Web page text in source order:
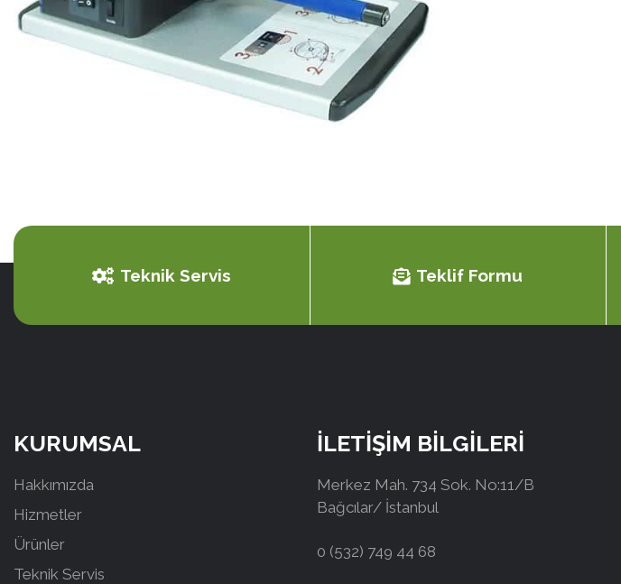
Teknik Servis Teklif Formu
KURUMSAL
Hakkımızda
Hizmetler
Ürünler
Teknik Servis
İLETİŞİM BİLGİLERİ
Merkez Mah. 734 Sok. No:11/B
Bağcılar/ İstanbul
0 (532) 749 44 68